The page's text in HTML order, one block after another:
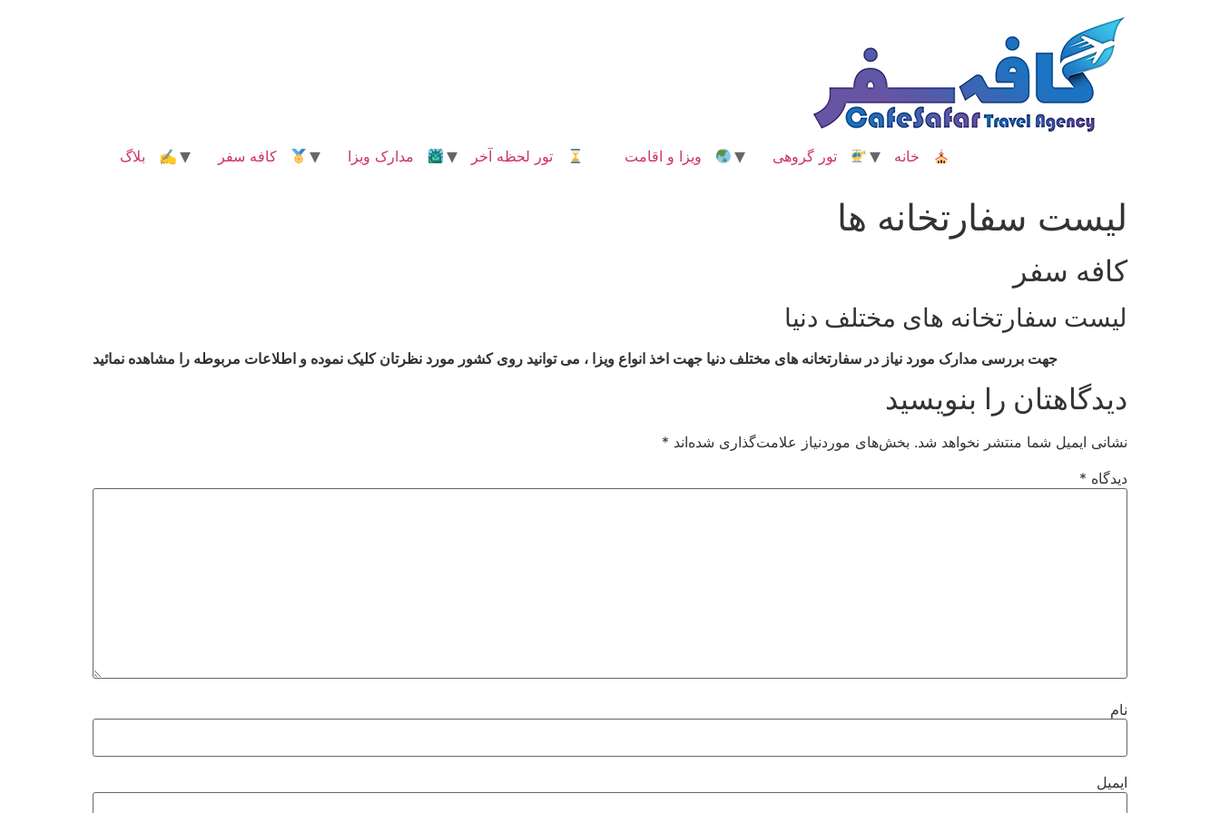
خانه تور گروهی ویزا و اقامت تور لحظه آخر مدارک ویزا کافه سفر ✍ بلاگ
لیست سفارتخانه ها
کافه سفر
لیست سفارتخانه های مختلف دنیا
جهت بررسی مدارک مورد نیاز در سفارتخانه های مختلف دنیا جهت اخذ انواع ویزا ، می توانید روی کشور مورد نظرتان کلیک نموده و اطلاعات مربوطه را مشاهده نمائید
دیدگاهتان را بنویسید
نشانی ایمیل شما منتشر نخواهد شد. بخش‌های موردنیاز علامت‌گذاری شده‌اند *
دیدگاه *
نام
ایمیل